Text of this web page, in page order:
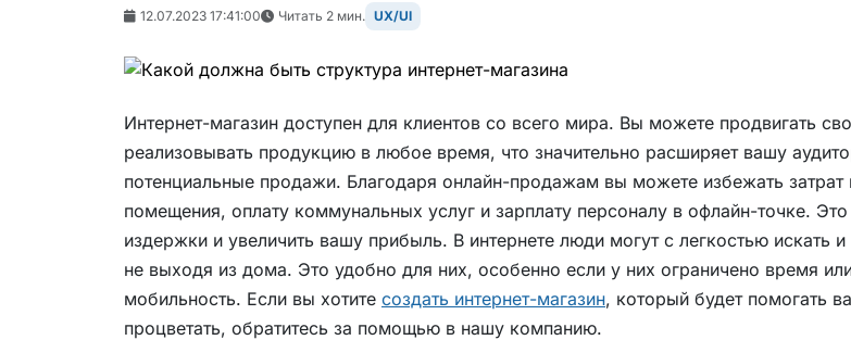
12.07.2023 17:41:00
Читать 2 мин. UX/UI
Интернет-магазин доступен для клиентов со всего мира. Вы можете продвигать
реализовывать продукцию в любое время, что значительно расширяет вашу
потенциальные продажи. Благодаря онлайн-продажам вы можете избежать затрат
помещения, оплату коммунальных услуг и зарплату персоналу в офлайн-точке. Это
издержки и увеличить вашу прибыль. В интернете люди могут с легкостью искать и
не выходя из дома. Это удобно для них, особенно если у них ограничено время
мобильность. Если вы хотите создать интернет-магазин, который будет помогать
процветать, обратитесь за помощью в нашу компанию.